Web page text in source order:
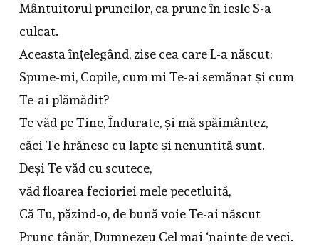
Mântuitorul pruncilor, ca prunc în iesle S-a
culcat.
Aceasta înțelegând, zise cea care L-a născut:
Spune-mi, Copile, cum mi Te-ai semănat și cum
Te-ai plămădit?
Te văd pe Tine, Îndurate, și mă spăimântez,
căci Te hrănesc cu lapte și nenuntită sunt.
Deși Te văd cu scutece,
văd floarea fecioriei mele pecetluită,
Că Tu, păzind-o, de bună voie Te-ai născut
Prunc tânăr, Dumnezeu Cel mai ‘nainte de veci.